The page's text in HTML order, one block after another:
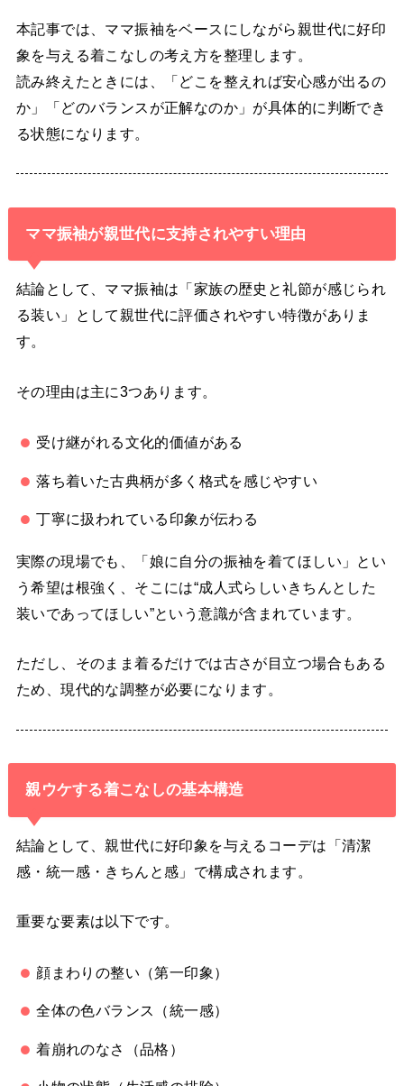
本記事では、ママ振袖をベースにしながら親世代に好印
象を与える着こなしの考え方を整理します。
読み終えたときには、「どこを整えれば安心感が出るの
か」「どのバランスが正解なのか」が具体的に判断でき
る状態になります。
ママ振袖が親世代に支持されやすい理由
結論として、ママ振袖は「家族の歴史と礼節が感じられ
る装い」として親世代に評価されやすい特徴がありま
す。
その理由は主に3つあります。
受け継がれる文化的価値がある
落ち着いた古典柄が多く格式を感じやすい
丁寧に扱われている印象が伝わる
実際の現場でも、「娘に自分の振袖を着てほしい」とい
う希望は根強く、そこには“成人式らしいきちんとした
装いであってほしい”という意識が含まれています。
ただし、そのまま着るだけでは古さが目立つ場合もある
ため、現代的な調整が必要になります。
親ウケする着こなしの基本構造
結論として、親世代に好印象を与えるコーデは「清潔
感・統一感・きちんと感」で構成されます。
重要な要素は以下です。
顔まわりの整い（第一印象）
全体の色バランス（統一感）
着崩れのなさ（品格）